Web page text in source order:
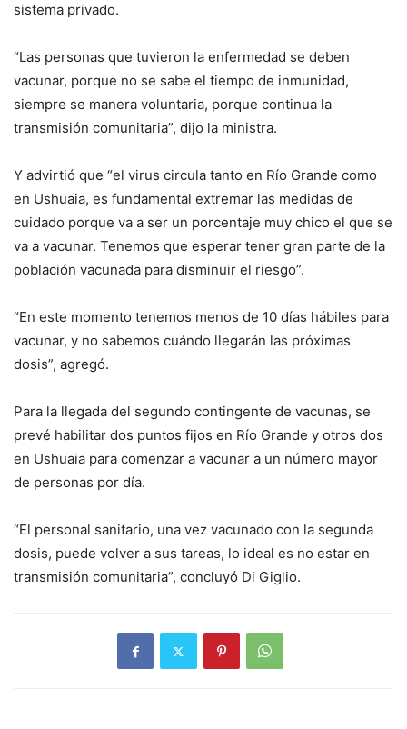
sistema privado.
“Las personas que tuvieron la enfermedad se deben
vacunar, porque no se sabe el tiempo de inmunidad,
siempre se manera voluntaria, porque continua la
transmisión comunitaria”, dijo la ministra.
Y advirtió que “el virus circula tanto en Río Grande como
en Ushuaia, es fundamental extremar las medidas de
cuidado porque va a ser un porcentaje muy chico el que se
va a vacunar. Tenemos que esperar tener gran parte de la
población vacunada para disminuir el riesgo”.
“En este momento tenemos menos de 10 días hábiles para
vacunar, y no sabemos cuándo llegarán las próximas
dosis”, agregó.
Para la llegada del segundo contingente de vacunas, se
prevé habilitar dos puntos fijos en Río Grande y otros dos
en Ushuaia para comenzar a vacunar a un número mayor
de personas por día.
“El personal sanitario, una vez vacunado con la segunda
dosis, puede volver a sus tareas, lo ideal es no estar en
transmisión comunitaria”, concluyó Di Giglio.